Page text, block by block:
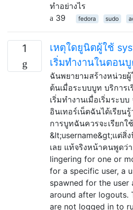
ทำอย่างไร
39
fedora sudo
1
เหตุใดยูนิตผู้ใช้
เริ่มทำงานในตอน
ฉันพยายามสร้างหน่วยผู้
ต้นเมื่อระบบบูท บริการ
เริ่มทำงานเมื่อเริ่มระบ
อินเทอร์เน็ตฉันได้เรียน
การบูทฉันควรจะเรียก
&lt;username&gt;แต่สิ่
เลย แท้จริงหน้าคนพูดว่
lingering for one or
for a specific user, a
spawned for the
around after logouts.
are not logged in to